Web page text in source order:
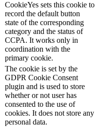
CookieYes sets this cookie to
record the default button
state of the corresponding
category and the status of
CCPA. It works only in
coordination with the
primary cookie.
The cookie is set by the
GDPR Cookie Consent
plugin and is used to store
whether or not user has
consented to the use of
cookies. It does not store any
personal data.